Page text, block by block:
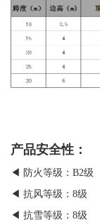
产品安全性：
◀ 防火等级：B2级
◀ 抗风等级：8级
◀ 抗雪等级：8级